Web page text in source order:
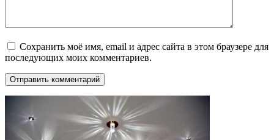
Сохранить моё имя, email и адрес сайта в этом браузере для
последующих моих комментариев.